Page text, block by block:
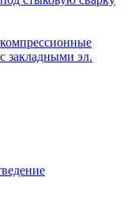
закладными эл.